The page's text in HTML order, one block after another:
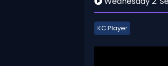
KC Player